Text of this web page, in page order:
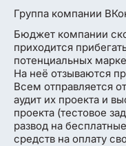
Группа компании
Бюджет компании
приходится
потенциальных
На неё отзываются
Всем отправляется
аудит их проекта и
проекта (тестовое
развод на
средств на оплату